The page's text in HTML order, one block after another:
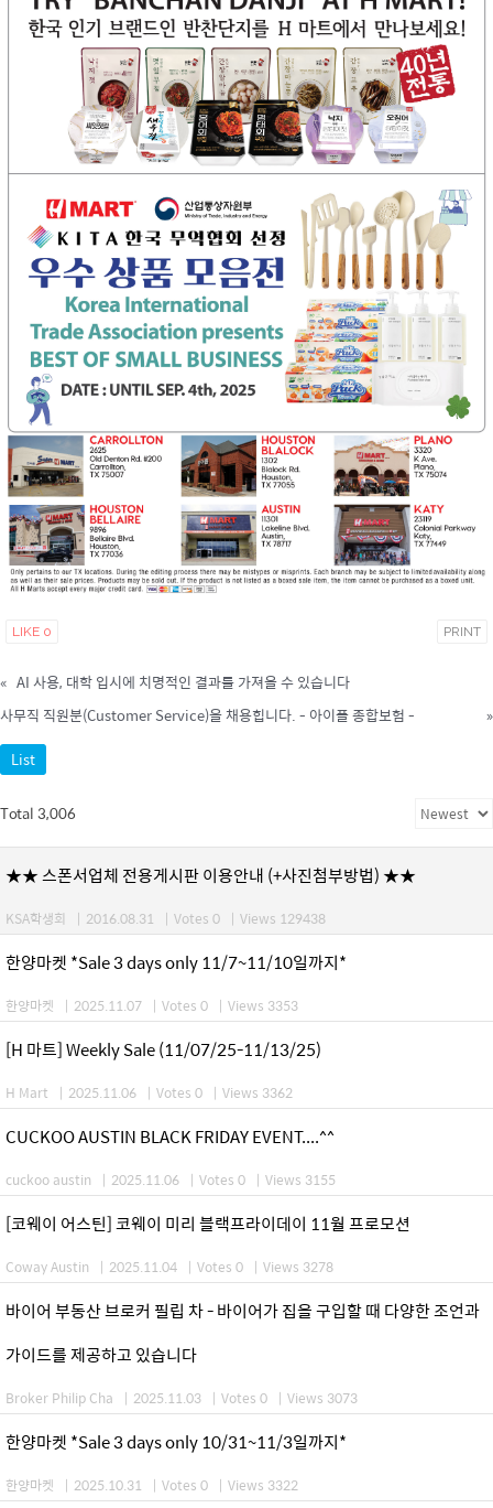
LIKE 0 PRINT
« AI 사용, 대학 입시에 치명적인 결과를 가져올 수 있습니다
사무직 직원분(Customer Service)을 채용힙니다. - 아이플 종합보험 -
»
List
Total 3,006
★★ 스폰서업체 전용게시판 이용안내 (+사진첨부방법) ★★
KSA학생회 | 2016.08.31 | Votes 0 | Views 129438
한양마켓 *Sale 3 days only 11/7~11/10일까지*
한양마켓 | 2025.11.07 | Votes 0 | Views 3353
[H 마트] Weekly Sale (11/07/25-11/13/25)
H Mart | 2025.11.06 | Votes 0 | Views 3362
CUCKOO AUSTIN BLACK FRIDAY EVENT....^^
cuckoo austin | 2025.11.06 | Votes 0 | Views 3155
[코웨이 어스틴] 코웨이 미리 블랙프라이데이 11월 프로모션
Coway Austin | 2025.11.04 | Votes 0 | Views 3278
바이어 부동산 브로커 필립 차 - 바이어가 집을 구입할 때 다양한 조언과
가이드를 제공하고 있습니다
Broker Philip Cha | 2025.11.03 | Votes 0 | Views 3073
한양마켓 *Sale 3 days only 10/31~11/3일까지*
한양마켓 | 2025.10.31 | Votes 0 | Views 3322